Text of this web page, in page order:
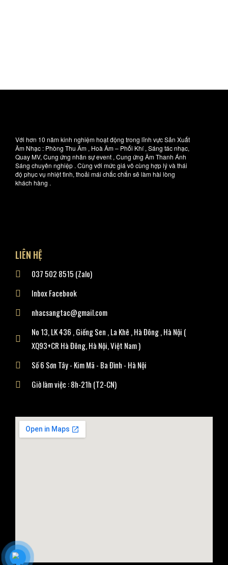
Với hơn 10 năm kinh nghiệm hoạt động trong lĩnh vực Sản Xuất
Âm Nhạc : Phòng Thu Âm , Hoà Âm – Phối Khí , Sáng tác nhạc,
Quay MV, Cung ứng nhân sự event , Cung ứng Âm Thanh Ánh
Sáng chuyên nghiệp . Cùng với mức giá vô cùng hợp lý và thái
độ phục vụ nhiệt tình, thoải mái chắc chắn sẽ làm hài lòng
khách hàng .
LIÊN HỆ
037 502 8515 (Zalo)
Inbox Facebook
nhacsangtac@gmail.com
No 13, LK 436 , Giếng Sen , La Khê , Hà Đông , Hà Nội (
XQ93+CR Hà Đông, Hà Nội, Việt Nam )
Số 6 Sơn Tây - Kim Mã - Ba Đình - Hà Nội
Giờ làm việc : 8h-21h (T2-CN)